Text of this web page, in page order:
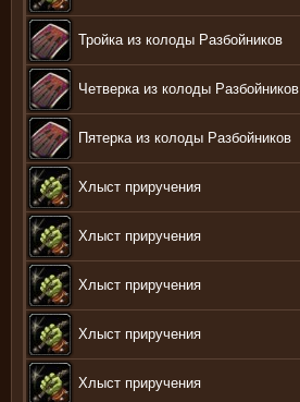
Тройка из колоды Разбойников
Четверка из колоды Разбойников
Пятерка из колоды Разбойников
Хлыст приручения
Хлыст приручения
Хлыст приручения
Хлыст приручения
Хлыст приручения